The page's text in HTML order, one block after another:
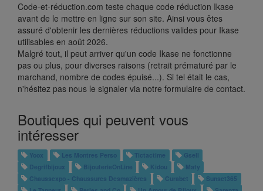
Code-et-réduction.com teste chaque code réduction Ikase
avant de le mettre en ligne sur son site. Ainsi vous êtes
assuré d'obtenir les dernières réductions valides pour Ikase
utilisables en août 2026.
Malgré tout, il peut arriver qu'un code Ikase ne fonctionne
pas ou plus, pour diverses raisons (retrait prématuré par le
marchand, nombre de codes épuisé...). Si tel était le cas,
n'hésitez pas nous le signaler via notre formulaire de contact.
Boutiques qui peuvent vous
intéresser
Yoox Les Montres Perso Tictactime
Gsell
Degrifbijoux
BijouterieOnLine Kidou
Maty
Chaussexpo - Chaussures Desmazières
Curabet
Sunset365